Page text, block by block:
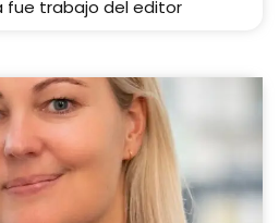
fue trabajo del editor